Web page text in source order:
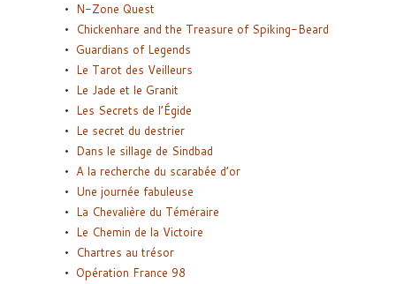
N-Zone Quest
Chickenhare and the Treasure of Spiking-Beard
Guardians of Legends
Le Tarot des Veilleurs
Le Jade et le Granit
Les Secrets de l’Égide
Le secret du destrier
Dans le sillage de Sindbad
A la recherche du scarabée d’or
Une journée fabuleuse
La Chevalière du Téméraire
Le Chemin de la Victoire
Chartres au trésor
Opération France 98